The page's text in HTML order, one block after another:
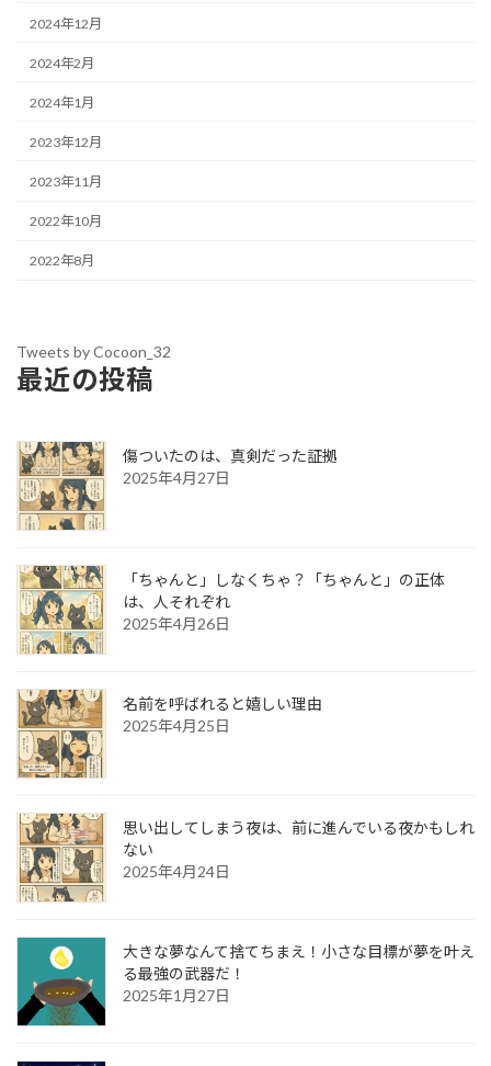
2024年12月
2024年2月
2024年1月
2023年12月
2023年11月
2022年10月
2022年8月
Tweets by Cocoon_32
最近の投稿
傷ついたのは、真剣だった証拠
2025年4月27日
「ちゃんと」しなくちゃ？「ちゃんと」の正体
は、人それぞれ
2025年4月26日
名前を呼ばれると嬉しい理由
2025年4月25日
思い出してしまう夜は、前に進んでいる夜かもしれ
ない
2025年4月24日
大きな夢なんて捨てちまえ！小さな目標が夢を叶え
る最強の武器だ！
2025年1月27日